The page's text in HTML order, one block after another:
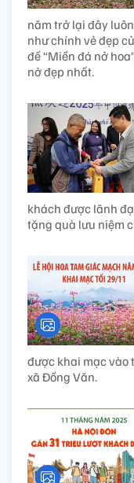
năm trở lại đây
như chính vẻ đẹp
đề “Miền đá nở
nở đẹp nhất.
khách được lãnh
tặng quà lưu niệm
được khai mạc
xã Đồng Văn.